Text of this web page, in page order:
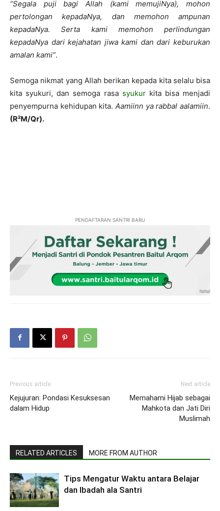
“Segala puji bagi Allah (kami memujiNya), mohon
pertolongan kepadaNya, dan memohon ampunan
kepadaNya. Serta kami memohon perlindungan
kepadaNya dari kejahatan jiwa kami dan dari keburukan
amalan kami”.
Semoga nikmat yang Allah berikan kepada kita selalu bisa
kita syukuri, dan semoga rasa syukurkita bisa menjadi
penyempurna kehidupan kita. Aamiinn ya rabbal aalamiin.
(R²M/Qr).
PENDAFTARAN SANTRI BARU
Previous article
Kejujuran: Pondasi Kesuksesan
dalam Hidup
Next article
Memahami Hijab sebagai
Mahkota dan Jati Diri
Muslimah
RELATED ARTICLES MORE FROM AUTHOR
Tips Mengatur Waktu antara Belajar
dan Ibadah ala Santri